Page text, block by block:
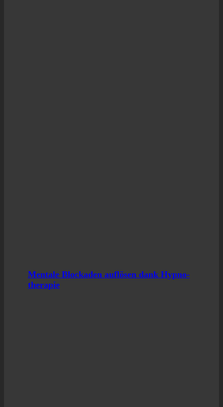
Men­ta­le Blo­cka­den auf­lö­sen dank Hyp­no­
the­ra­pie